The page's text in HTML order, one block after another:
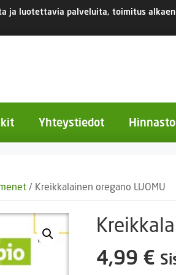
ja luotettavia palveluita, toimitus
kukat
Yhteystiedot
/ Kreikkalainen oregano LUOMU
4,99 €